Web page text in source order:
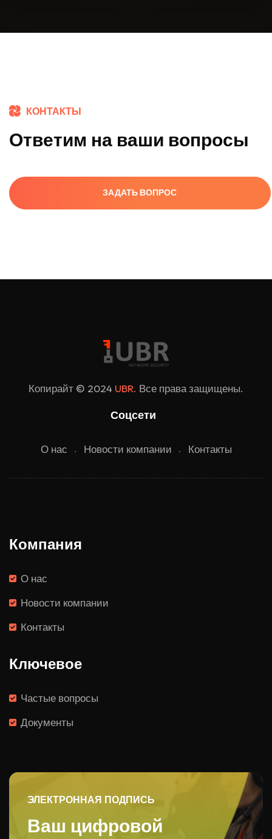
КОНТАКТЫ
Ответим на ваши вопросы
ЗАДАТЬ ВОПРОС
Копирайт © 2024 UBR. Все права защищены.
Соцсети
О нас Новости компании Контакты
Компания
О нас
Новости компании
Контакты
Ключевое
Частые вопросы
Документы
ЭЛЕКТРОННАЯ ПОДПИСЬ
Ваш цифровой